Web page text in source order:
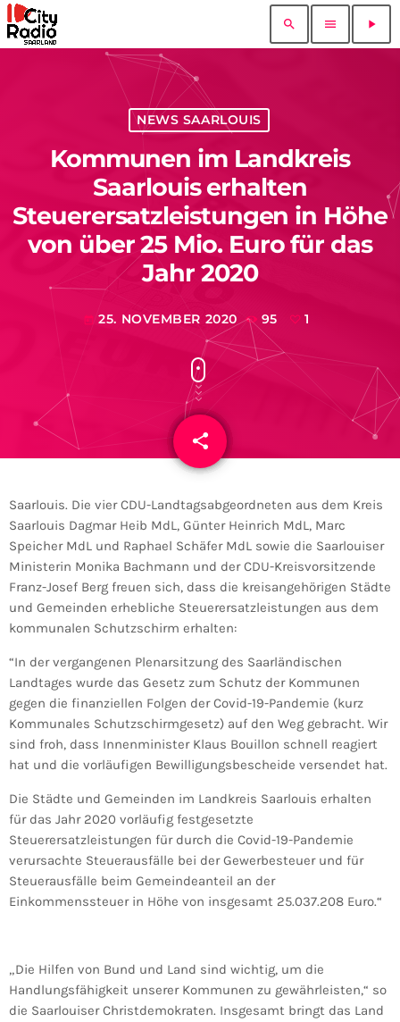
search menu play_arrow
NEWS SAARLOUIS
Kommunen im Landkreis
Saarlouis erhalten
Steuerersatzleistungen in Höhe
von über 25 Mio. Euro für das
Jahr 2020
today 25. NOVEMBER 2020 95 1
share
email
Saarlouis. Die vier CDU-Landtagsabgeordneten aus dem Kreis
Saarlouis Dagmar Heib MdL, Günter Heinrich MdL, Marc
Speicher MdL und Raphael Schäfer MdL sowie die Saarlouiser
Ministerin Monika Bachmann und der CDU-Kreisvorsitzende
Franz-Josef Berg freuen sich, dass die kreisangehörigen Städte
und Gemeinden erhebliche Steuerersatzleistungen aus dem
kommunalen Schutzschirm erhalten:
“In der vergangenen Plenarsitzung des Saarländischen
Landtages wurde das Gesetz zum Schutz der Kommunen
gegen die finanziellen Folgen der Covid-19-Pandemie (kurz
Kommunales Schutzschirmgesetz) auf den Weg gebracht. Wir
sind froh, dass Innenminister Klaus Bouillon schnell reagiert
hat und die vorläufigen Bewilligungsbescheide versendet hat.
Die Städte und Gemeinden im Landkreis Saarlouis erhalten
für das Jahr 2020 vorläufig festgesetzte
Steuerersatzleistungen für durch die Covid-19-Pandemie
verursachte Steuerausfälle bei der Gewerbesteuer und für
Steuerausfälle beim Gemeindeanteil an der
Einkommenssteuer in Höhe von insgesamt 25.037.208 Euro.“
„Die Hilfen von Bund und Land sind wichtig, um die
Handlungsfähigkeit unserer Kommunen zu gewährleisten,“ so
die Saarlouiser Christdemokraten. Insgesamt bringt das Land